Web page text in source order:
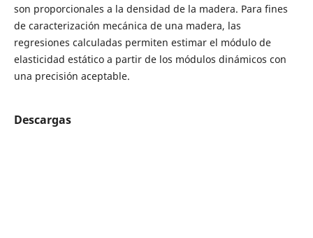
son proporcionales a la densidad de la madera. Para fines
de caracterización mecánica de una madera, las
regresiones calculadas permiten estimar el módulo de
elasticidad estático a partir de los módulos dinámicos con
una precisión aceptable.
Descargas